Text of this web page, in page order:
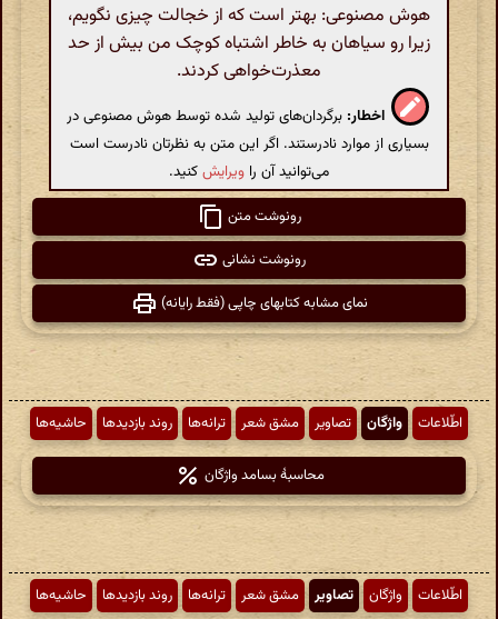
هوش مصنوعی: بهتر است که از خجالت چیزی نگویم،
زیرا رو سیاهان به خاطر اشتباه کوچک من بیش از حد
معذرت‌خواهی کردند.
اخطار: برگردان‌های تولید شده توسط هوش مصنوعی در
بسیاری از موارد نادرستند. اگر این متن به نظرتان نادرست است
می‌توانید آن را ویرایشکنید.
رونوشت متن
رونوشت نشانی
نمای مشابه کتابهای چاپی (فقط رایانه)
اطّلاعات واژگان تصاویر مشق شعر ترانه‌ها روند بازدیدها حاشیه‌ها
محاسبهٔ بسامد واژگان
اطّلاعات واژگان تصاویر مشق شعر ترانه‌ها روند بازدیدها حاشیه‌ها